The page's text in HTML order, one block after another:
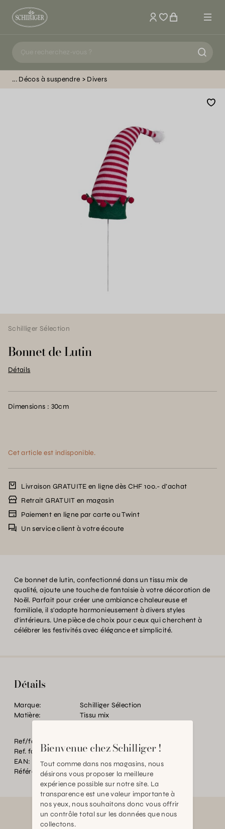
Mon compte
Décos à suspendre Divers
Schilliger Sélection
Bonnet de Lutin
Détails
Dimensions : 30cm
Cet article est indisponible.
Livraison GRATUITE en ligne dès CHF 100.- d’achat
Retrait GRATUIT en magasin
Paiement en ligne par carte ou Twint
Un service client à votre écoute
Ce bonnet de lutin, confectionné dans un tissu mix de
qualité, ajoute une touche de fantaisie à votre décoration de
Noël. Parfait pour créer une ambiance chaleureuse et
familiale, il s'adapte harmonieusement à divers styles
d'intérieurs. Une pièce de choix pour ceux qui cherchent à
célébrer les festivités avec élégance et simplicité.
Détails
Marque:
Schilliger Sélection
Matière:
Tissu mix
Ref/fourn. Couleur:
Ref. fournisseur:
539500712001
EAN:
2000000597909
Référence:
BT.P88973.0000.0000.0000
Bienvenue chez Schilliger !
Tout comme dans nos magasins, nous
désirons vous proposer la meilleure
expérience possible sur notre site. La
transparence est une valeur importante à
nos yeux, nous souhaitons donc vous offrir
un contrôle total sur les données que nous
collectons.